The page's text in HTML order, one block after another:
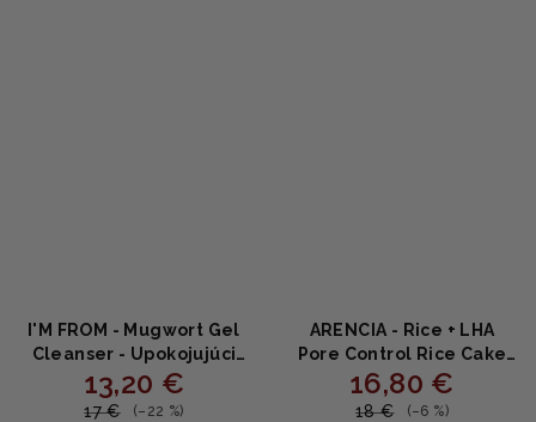
I'M FROM - Mugwort Gel
Cleanser - Upokojujúci
čistiaci gél s palinou
150ml
13,20 €
17 € (–22 %)
ARENCIA - Rice + LHA
Pore Control Rice Cake
Cleanser - Ryžový čistiaci
cleanser na póry s LHA a
16,80 €
18 € (–6 %)